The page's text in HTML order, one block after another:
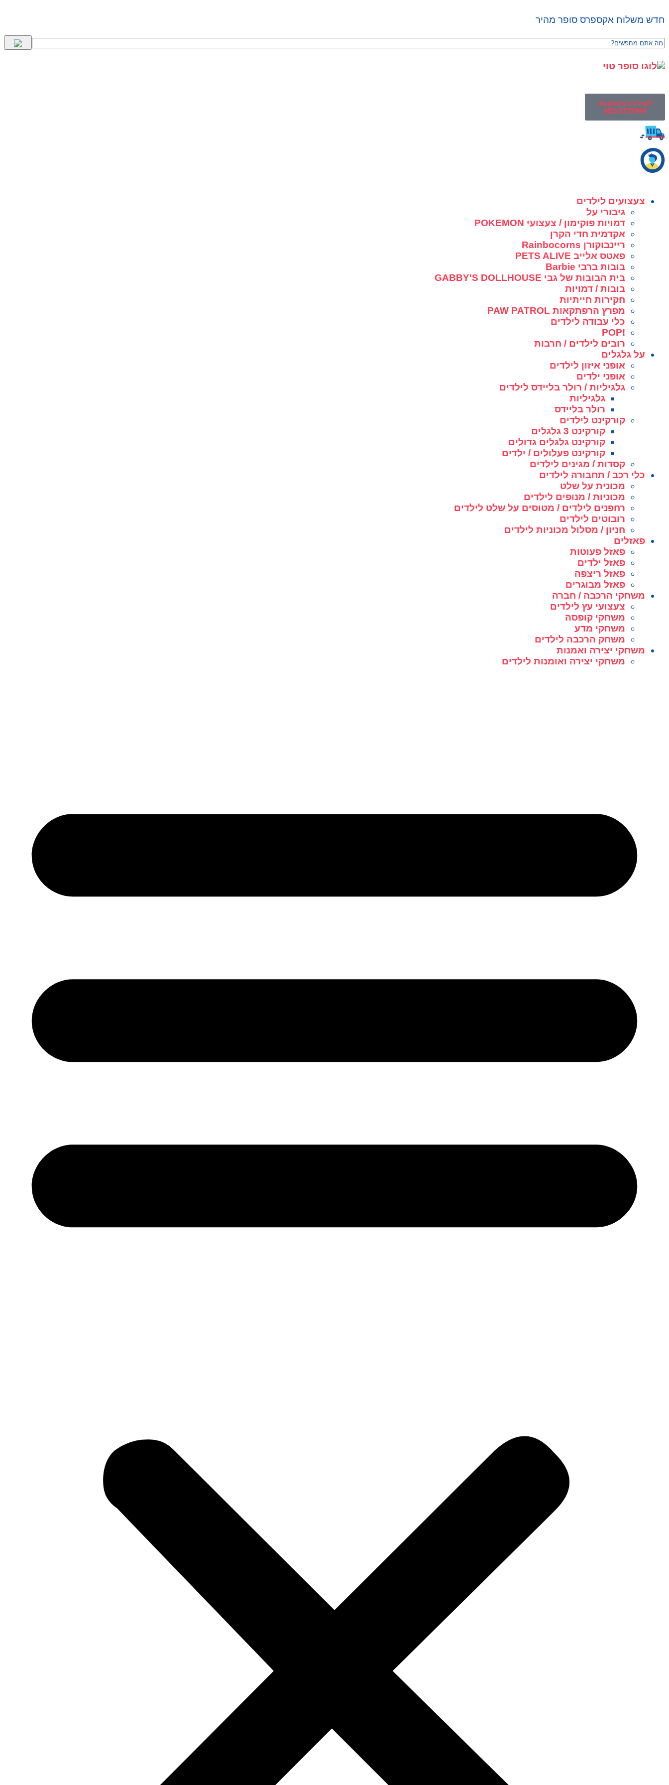
חדש משלוח אקספרס סופר מהיר
לשירות והזמנות:
053-3737944
צעצועים לילדים
גיבורי על
דמויות פוקימון / צעצועי POKEMON
אקדמית חדי הקרן
ריינבוקורן Rainbocorns
פאטס אלייב PETS ALIVE
בובות ברבי Barbie
בית הבובות של גבי GABBY'S DOLLHOUSE
בובות / דמויות
חקירות חייתיות
מפרץ הרפתקאות PAW PATROL
כלי עבודה לילדים
!POP
רובים לילדים / חרבות
על גלגלים
אופני איזון לילדים
אופני ילדים
גלגיליות / רולר בליידס לילדים
גלגיליות
רולר בליידס
קורקינט לילדים
קורקינט 3 גלגלים
קורקינט גלגלים גדולים
קורקינט פעלולים / ילדים
קסדות / מגינים לילדים
כלי רכב / תחבורה לילדים
מכונית על שלט
מכוניות / מנופים לילדים
רחפנים לילדים / מטוסים על שלט לילדים
רובוטים לילדים
חניון / מסלול מכוניות לילדים
פאזלים
פאזל פעוטות
פאזל ילדים
פאזל ריצפה
פאזל מבוגרים
משחקי הרכבה / חברה
צעצועי עץ לילדים
משחקי קופסה
משחקי מדע
משחק הרכבה לילדים
משחקי יצירה ואמנות
משחקי יצירה ואומנות לילדים